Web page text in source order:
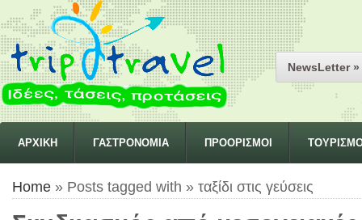
NewsLetter »
ΑΡΧΙΚΗ ΓΑΣΤΡΟΝΟΜΙΑ ΠΡΟΟΡΙΣΜΟΙ
Home » Posts tagged with » ταξίδι στις γεύσεις